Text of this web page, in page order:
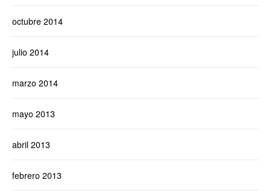
octubre 2014
julio 2014
marzo 2014
mayo 2013
abril 2013
febrero 2013